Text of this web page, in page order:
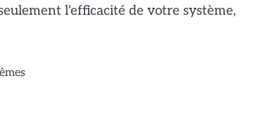
l'efficacité de votre système,